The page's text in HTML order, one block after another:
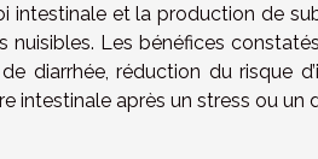
intestinale et la production de
Les bénéfices
diarrhée, réduction du risque
intestinale après un stress ou un